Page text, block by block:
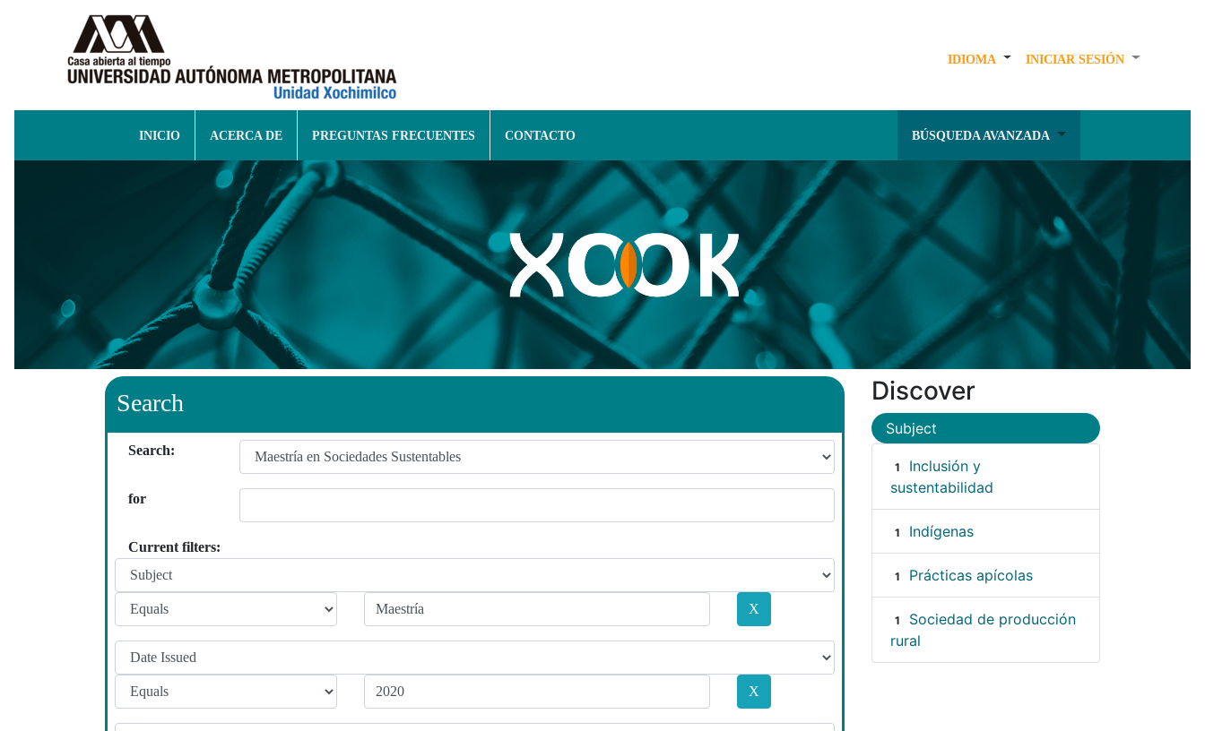
IDIOMA INICIAR SESIÓN
INICIO ACERCA DE PREGUNTAS FRECUENTES CONTACTO BÚSQUEDA AVANZADA
Search
Search:
for
Current filters:
Discover
Subject
1
Inclusión y
sustentabilidad
1 Indígenas
1 Prácticas apícolas
1
Sociedad de producción
rural